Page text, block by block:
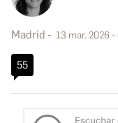
Madrid 13 mar. 2026
55